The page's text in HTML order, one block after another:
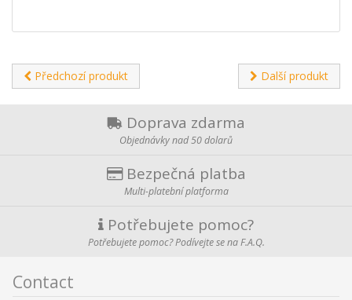
Předchozí produkt Další produkt
Doprava zdarma
Objednávky nad 50 dolarů
Bezpečná platba
Multi-platební platforma
Potřebujete pomoc?
Potřebujete pomoc? Podívejte se na F.A.Q.
Contact